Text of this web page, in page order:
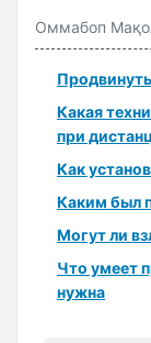
Оммабоп
Какая
при
Как
Каким был
Могут ли
Что умеет
нужна